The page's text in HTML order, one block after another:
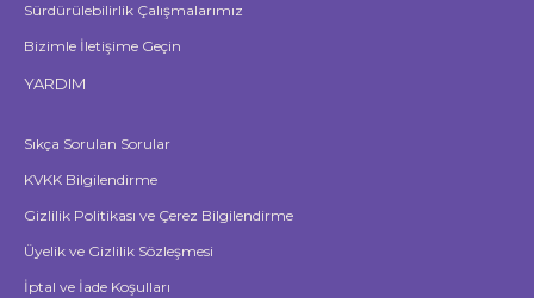
Sürdürülebilirlik Çalışmalarımız
Bizimle İletişime Geçin
YARDIM
Sıkça Sorulan Sorular
KVKK Bilgilendirme
Gizlilik Politikası ve Çerez Bilgilendirme
Üyelik ve Gizlilik Sözleşmesi
İptal ve İade Koşulları